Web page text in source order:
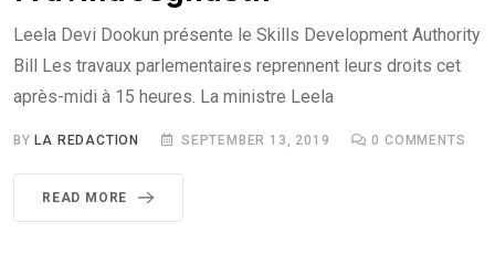
Leela Devi Dookun présente le Skills Development Authority
Bill Les travaux parlementaires reprennent leurs droits cet
après-midi à 15 heures. La ministre Leela
BYLA REDACTION SEPTEMBER 13, 2019 0 COMMENTS
READ MORE